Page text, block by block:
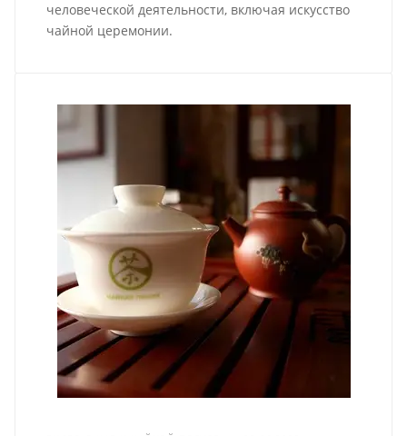
человеческой деятельности, включая искусство
чайной церемонии.